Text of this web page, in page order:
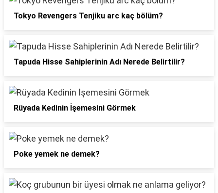
Tokyo Revengers Tenjiku arc kaç bölüm?
Tapuda Hisse Sahiplerinin Adı Nerede Belirtilir?
Rüyada Kedinin İşemesini Görmek
Poke yemek ne demek?